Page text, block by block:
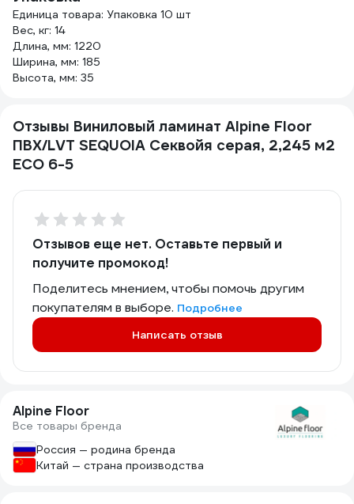
Единица товара: Упаковка 10 шт
Вес, кг: 14
Длина, мм: 1220
Ширина, мм: 185
Высота, мм: 35
Отзывы Виниловый ламинат Alpine Floor
ПВХ/LVT SEQUOIA Секвойя серая, 2,245 м2
ЕСО 6-5
Отзывов еще нет. Оставьте первый и
получите промокод!
Поделитесь мнением, чтобы помочь другим
покупателям в выборе. Подробнее
Написать отзыв
Alpine Floor
Все товары бренда
Россия — родина бренда
Китай — страна производства